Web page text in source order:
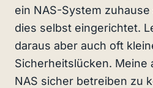
ein NAS-System
dies selbst eingerichtet.
daraus aber auch oft
Sicherheitslücken. Meine
NAS sicher betreiben zu